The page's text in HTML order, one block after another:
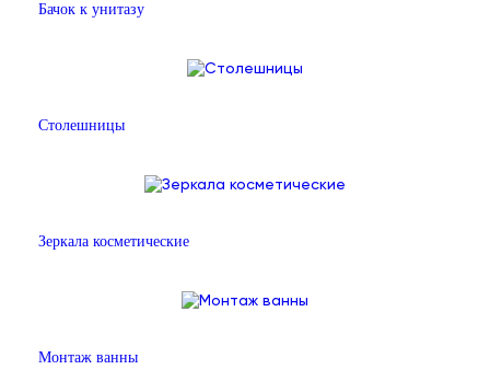
Бачок к унитазу
Столешницы
Зеркала косметические
Монтаж ванны